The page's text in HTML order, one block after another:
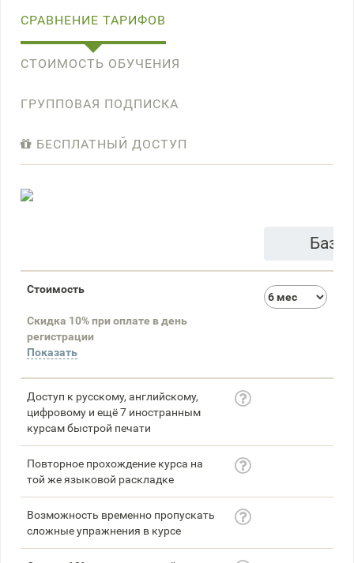
СРАВНЕНИЕ ТАРИФОВ
СТОИМОСТЬ ОБУЧЕНИЯ
ГРУППОВАЯ ПОДПИСКА
БЕСПЛАТНЫЙ ДОСТУП
Стоимость
Скидка 10% при оплате в день
регистрации
Показать
Доступ к русскому, английскому,
цифровому и ещё 7 иностранным
курсам быстрой печати
Повторное прохождение курса на
той же языковой раскладке
Возможность временно пропускать
сложные упражнения в курсе